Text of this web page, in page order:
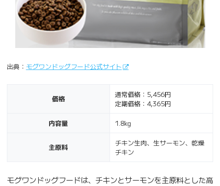
出典： モグワンドッグフード公式サイト
価格
通常価格：5,456円
定期価格：4,365円
内容量 1.8kg
主原料
チキン生肉、生サーモン、乾燥
チキン
モグワンドッグフードは、チキンとサーモンを主原料とした高